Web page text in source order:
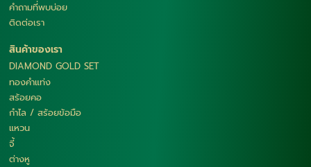
คำถามที่พบบ่อย
ติดต่อเรา
สินค้าของเรา
DIAMOND GOLD SET
ทองคำแท่ง
สร้อยคอ
กำไล / สร้อยข้อมือ
แหวน
จี้
ต่างหู